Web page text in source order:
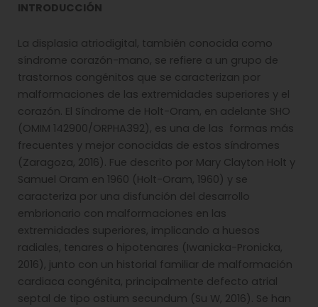
INTRODUCCIÓN
La displasia atriodigital, también conocida como
síndrome corazón-mano, se refiere a un grupo de
trastornos congénitos que se caracterizan por
malformaciones de las extremidades superiores y el
corazón. El Síndrome de Holt-Oram, en adelante SHO
(OMIM 142900/ORPHA392), es una de las formas más
frecuentes y mejor conocidas de estos síndromes
(Zaragoza, 2016). Fue descrito por Mary Clayton Holt y
Samuel Oram en 1960 (Holt-Oram, 1960) y se
caracteriza por una disfunción del desarrollo
embrionario con malformaciones en las
extremidades superiores, implicando a huesos
radiales, tenares o hipotenares (Iwanicka-Pronicka,
2016), junto con un historial familiar de malformación
cardiaca congénita, principalmente defecto atrial
septal de tipo ostium secundum (Su W, 2016). Se han